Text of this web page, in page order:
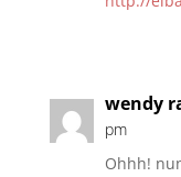
wendy
pm
Ohhh!